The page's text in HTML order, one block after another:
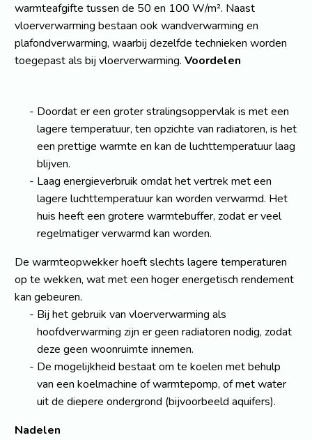
warmteafgifte tussen de 50 en 100 W/m². Naast
vloerverwarming bestaan ook wandverwarming en
plafondverwarming, waarbij dezelfde technieken worden
toegepast als bij vloerverwarming. Voordelen
Doordat er een groter stralingsoppervlak is met een
lagere temperatuur, ten opzichte van radiatoren, is het
een prettige warmte en kan de luchttemperatuur laag
blijven.
Laag energieverbruik omdat het vertrek met een
lagere luchttemperatuur kan worden verwarmd. Het
huis heeft een grotere warmtebuffer, zodat er veel
regelmatiger verwarmd kan worden.
De warmteopwekker hoeft slechts lagere temperaturen
op te wekken, wat met een hoger energetisch rendement
kan gebeuren.
Bij het gebruik van vloerverwarming als
hoofdverwarming zijn er geen radiatoren nodig, zodat
deze geen woonruimte innemen.
De mogelijkheid bestaat om te koelen met behulp
van een koelmachine of warmtepomp, of met water
uit de diepere ondergrond (bijvoorbeeld aquifers).
Nadelen